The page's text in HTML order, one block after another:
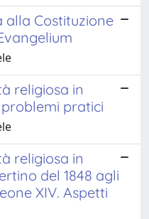
Costituzione
religiosa in
pratici
religiosa in
del 1848 agli
XIV. Aspetti